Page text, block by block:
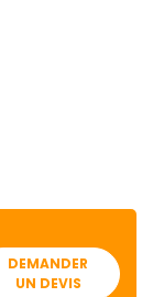
DEMANDER
UN DEVIS